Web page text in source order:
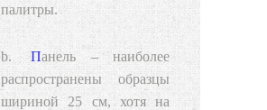
палитры.
Панель – наиболее
распространены образцы
шириной 25 см, хотя на